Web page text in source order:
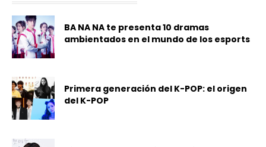
BA NA NA te presenta 10 dramas
ambientados en el mundo de los esports
Primera generación del K-POP: el origen
del K-POP